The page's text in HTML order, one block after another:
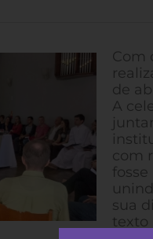
Com
de
A
com
sua
texto